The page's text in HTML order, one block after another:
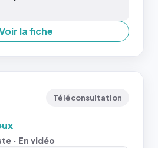
la fiche
Téléconsultation
· En vidéo